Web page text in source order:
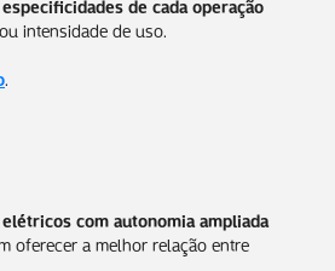
intensidade de uso.
.
com autonomia ampliada
oferecer a melhor relação entre